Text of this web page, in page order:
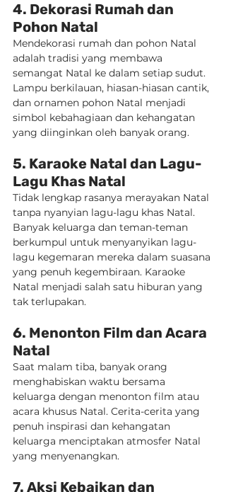
4. Dekorasi Rumah dan
Pohon Natal
Mendekorasi rumah dan pohon Natal
adalah tradisi yang membawa
semangat Natal ke dalam setiap sudut.
Lampu berkilauan, hiasan-hiasan cantik,
dan ornamen pohon Natal menjadi
simbol kebahagiaan dan kehangatan
yang diinginkan oleh banyak orang.
5. Karaoke Natal dan Lagu-
Lagu Khas Natal
Tidak lengkap rasanya merayakan Natal
tanpa nyanyian lagu-lagu khas Natal.
Banyak keluarga dan teman-teman
berkumpul untuk menyanyikan lagu-
lagu kegemaran mereka dalam suasana
yang penuh kegembiraan. Karaoke
Natal menjadi salah satu hiburan yang
tak terlupakan.
6. Menonton Film dan Acara
Natal
Saat malam tiba, banyak orang
menghabiskan waktu bersama
keluarga dengan menonton film atau
acara khusus Natal. Cerita-cerita yang
penuh inspirasi dan kehangatan
keluarga menciptakan atmosfer Natal
yang menyenangkan.
7. Aksi Kebaikan dan